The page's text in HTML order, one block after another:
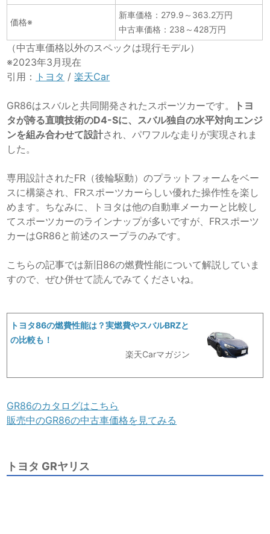
価格※
新車価格：279.9～363.2万円
中古車価格：238～428万円
（中古車価格以外のスペックは現行モデル）
※2023年3月現在
引用：
トヨタ /楽天Car
GR86はスバルと共同開発されたスポーツカーです。
トヨ
タが誇る直噴技術のD4-Sに、スバル独自の水平対向エンジ
ンを組み合わせて設計され、パワフルな走りが実現されま
した。
専用設計されたFR（後輪駆動）のプラットフォームをベー
スに構築され、FRスポーツカーらしい優れた操作性を楽し
めます。ちなみに、トヨタは他の自動車メーカーと比較し
てスポーツカーのラインナップが多いですが、FRスポーツ
カーはGR86と前述のスープラのみです。
こちらの記事では新旧86の燃費性能について解説していま
すので、ぜひ併せて読んでみてくださいね。
トヨタ86の燃費性能は？実燃費やスバルBRZと
の比較も！
楽天Carマガジン
GR86のカタログはこちら
販売中のGR86の中古車価格を見てみる
トヨタ GRヤリス